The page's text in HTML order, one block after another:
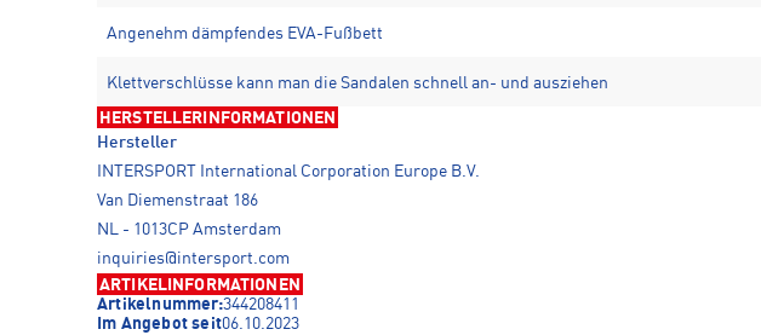
Angenehm dämpfendes EVA-Fußbett
Klettverschlüsse kann man die Sandalen schnell an- und ausziehen
HERSTELLERINFORMATIONEN
Hersteller
INTERSPORT International Corporation Europe B.V.
Van Diemenstraat 186
NL - 1013CP Amsterdam
inquiries@intersport.com
ARTIKELINFORMATIONEN
Artikelnummer:344208411
Im Angebot seit06.10.2023